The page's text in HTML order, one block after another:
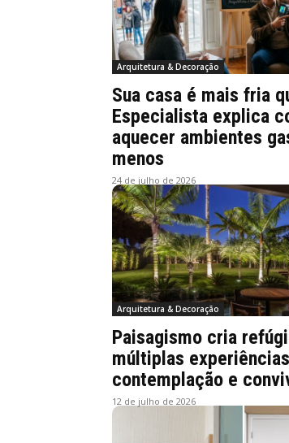
Arquitetura & Decoração
Sua casa é mais fria
Especialista explica
aquecer ambientes
menos
24 de julho de 2026
Arquitetura & Decoração
Paisagismo cria
múltiplas
contemplação e
12 de julho de 2026